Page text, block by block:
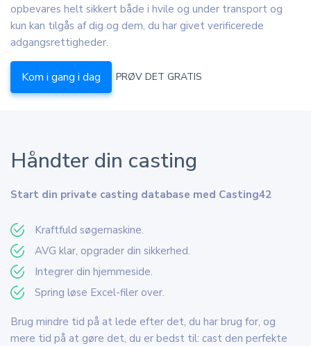
opbevares helt sikkert både i hvile og under transport og
kun kan tilgås af dig og dem, du har givet verificerede
adgangsrettigheder.
Kom i gang i dag PRØV DET GRATIS
Håndter din casting
Start din private casting database med Casting42
Kraftfuld søgemaskine.
AVG klar, opgrader din sikkerhed.
Integrer din hjemmeside.
Spring løse Excel-filer over.
Brug mindre tid på at lede efter det, du har brug for, og
mere tid på at gøre det, du er bedst til: cast den perfekte